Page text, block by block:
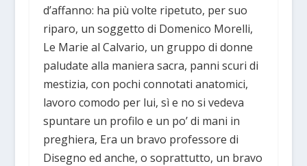
d’affanno: ha più volte ripetuto, per suo
riparo, un soggetto di Domenico Morelli,
Le Marie al Calvario, un gruppo di donne
paludate alla maniera sacra, panni scuri di
mestizia, con pochi connotati anatomici,
lavoro comodo per lui, sì e no si vedeva
spuntare un profilo e un po’ di mani in
preghiera, Era un bravo professore di
Disegno ed anche, o soprattutto, un bravo